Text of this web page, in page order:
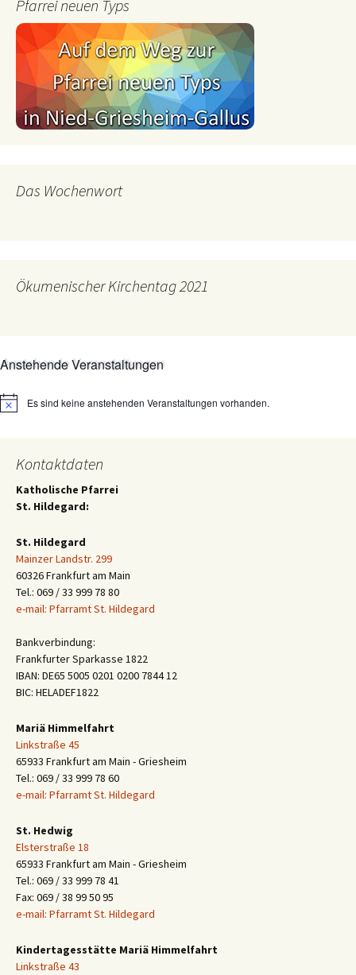
Pfarrei neuen Typs
Das Wochenwort
Ökumenischer Kirchentag 2021
Anstehende Veranstaltungen
HinweisEs sind keine anstehenden Veranstaltungen vorhanden.
Kontaktdaten
Katholische Pfarrei
St. Hildegard:
St. Hildegard
Mainzer Landstr. 299
60326 Frankfurt am Main
Tel.: 069 / 33 999 78 80
e-mail: Pfarramt St. Hildegard
Bankverbindung:
Frankfurter Sparkasse 1822
IBAN: DE65 5005 0201 0200 7844 12
BIC: HELADEF1822
Mariä Himmelfahrt
Linkstraße 45
65933 Frankfurt am Main - Griesheim
Tel.: 069 / 33 999 78 60
e-mail: Pfarramt St. Hildegard
St. Hedwig
Elsterstraße 18
65933 Frankfurt am Main - Griesheim
Tel.: 069 / 33 999 78 41
Fax: 069 / 38 99 50 95
e-mail: Pfarramt St. Hildegard
Kindertagesstätte Mariä Himmelfahrt
Linkstraße 43